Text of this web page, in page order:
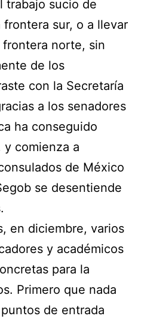
trabajo sucio de
frontera sur, o a llevar
norte, sin
de los
con la Secretaría
a los senadores
ha conseguido
y comienza a
de México
se desentiende
en diciembre, varios
y académicos
para la
Primero que nada
puntos de entrada